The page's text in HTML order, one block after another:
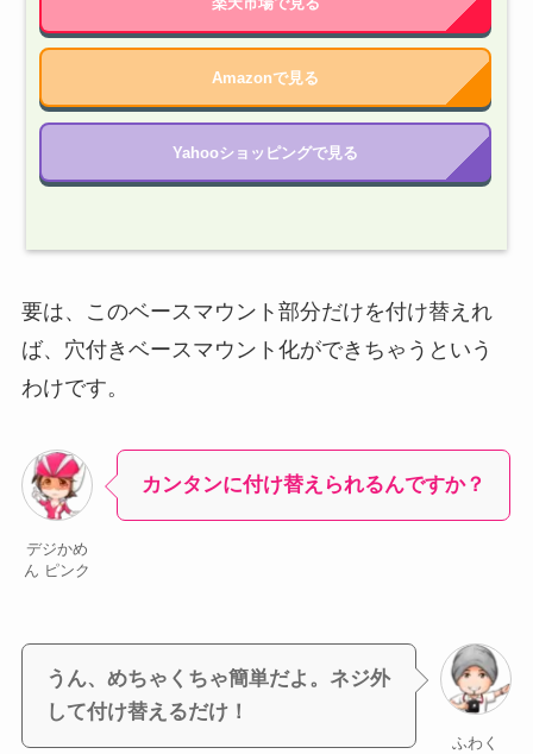
Amazonで見る
Yahooショッピングで見る
要は、このベースマウント部分だけを付け替えれ
ば、穴付きベースマウント化ができちゃうという
わけです。
デジかめ
ん ピンク
カンタンに付け替えられるんですか？
うん、めちゃくちゃ簡単だよ。ネジ外
して付け替えるだけ！
ふわく